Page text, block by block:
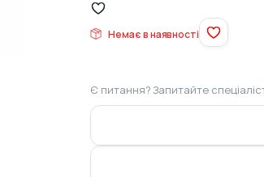
ціна:
грн..
ціна:
грн..
Немає в наявності
Є питання? Запитайте